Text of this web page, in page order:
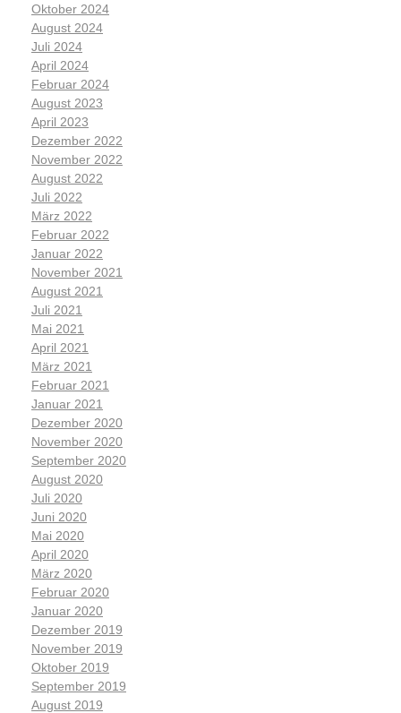
Oktober 2024
August 2024
Juli 2024
April 2024
Februar 2024
August 2023
April 2023
Dezember 2022
November 2022
August 2022
Juli 2022
März 2022
Februar 2022
Januar 2022
November 2021
August 2021
Juli 2021
Mai 2021
April 2021
März 2021
Februar 2021
Januar 2021
Dezember 2020
November 2020
September 2020
August 2020
Juli 2020
Juni 2020
Mai 2020
April 2020
März 2020
Februar 2020
Januar 2020
Dezember 2019
November 2019
Oktober 2019
September 2019
August 2019